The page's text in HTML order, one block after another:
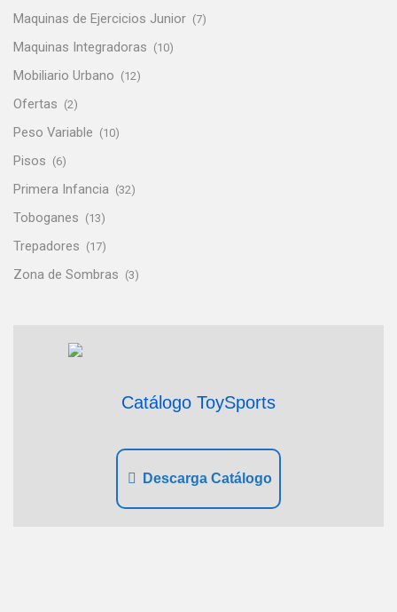
Maquinas de Ejercicios Junior (7)
Maquinas Integradoras (10)
Mobiliario Urbano (12)
Ofertas (2)
Peso Variable (10)
Pisos (6)
Primera Infancia (32)
Toboganes (13)
Trepadores (17)
Zona de Sombras (3)
Catálogo ToySports
Descarga Catálogo